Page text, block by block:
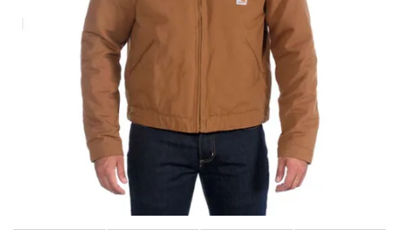
LIMITOVANÉ EDICE